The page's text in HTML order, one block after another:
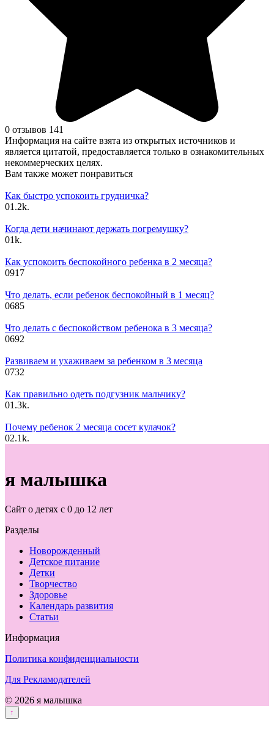
0 отзывов 141
Информация на сайте взята из открытых источников и
является цитатой, предоставляется только в ознакомительных
некоммерческих целях.
Вам также может понравиться
Как быстро успокоить грудничка?
01.2k.
Когда дети начинают держать погремушку?
01k.
Как успокоить беспокойного ребенка в 2 месяца?
0917
Что делать, если ребенок беспокойный в 1 месяц?
0685
Что делать с беспокойством ребенока в 3 месяца?
0692
Развиваем и ухаживаем за ребенком в 3 месяца
0732
Как правильно одеть подгузник мальчику?
01.3k.
Почему ребенок 2 месяца сосет кулачок?
02.1k.
я малышка
Сайт о детях с 0 до 12 лет
Разделы
Новорожденный
Детское питание
Детки
Творчество
Здоровье
Календарь развития
Статьи
Информация
Политика конфиденциальности
Для Рекламодателей
© 2026 я малышка